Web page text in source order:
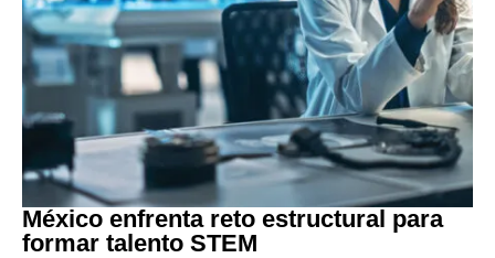
México enfrenta reto estructural para
formar talento STEM